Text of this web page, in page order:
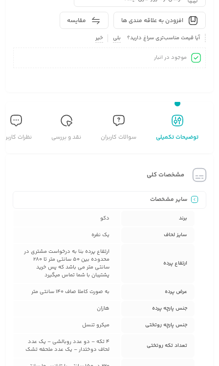
مقایسه افزودن به علاقه مندی ها
آیا قیمت مناسب‌تری سراغ دارید؟ بلی خیر
موجود در انبار
توضیحات تکمیلی سوالات کاربران نقد و بررسی نظرات کاربران
مشخصات کلی
سایر مشخصات
برند
دکو
سایز لحاف
یک نفره
ارتفاع پرده
ارتفاع پرده بنا به درخواست مشتری در
محدوده بین 50 سانتی متر تا 280
سانتی متر می باشد که پس خرید
پشتیبان با شما تماس میگیرد
عرض پرده
به صورت کاملا صاف 140 سانتی متر
جنس پارچه پرده
هازان
جنس پارچه روتختی
میکرو تنسل
تعداد تکه روتختی
4 تکه – دو عدد روبالشی – یک عدد
لحاف دوختدار – یک عدد ملحفه تشک